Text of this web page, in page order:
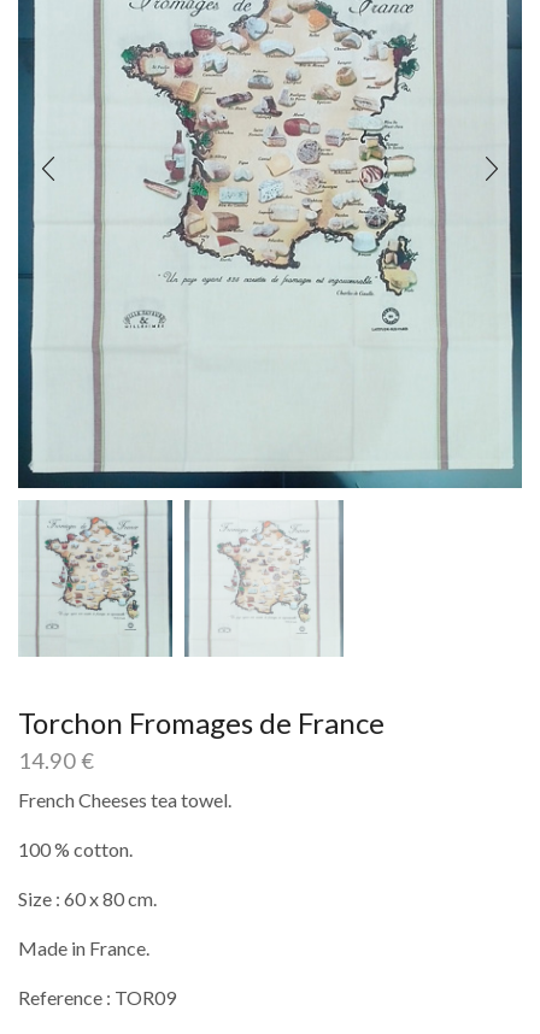
Torchon Fromages de France
14.90€
French Cheeses tea towel.
100 % cotton.
Size : 60 x 80 cm.
Made in France.
Reference : TOR09